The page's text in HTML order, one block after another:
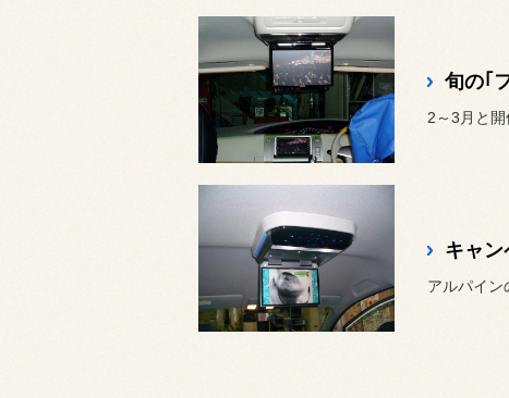
旬の｢
2～3月と
キャン
アルパイン